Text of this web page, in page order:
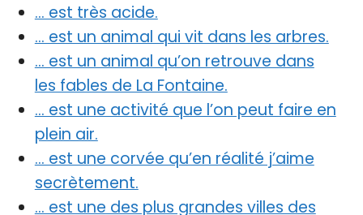
… est très acide.
… est un animal qui vit dans les arbres.
… est un animal qu’on retrouve dans
les fables de La Fontaine.
… est une activité que l’on peut faire en
plein air.
… est une corvée qu’en réalité j’aime
secrètement.
… est une des plus grandes villes des